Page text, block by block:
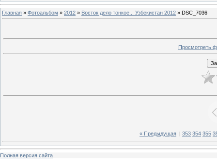
Главная » Фотоальбом » 2012 » Восток дело тонкое... Узбекистан 2012 » DSC_7036
Просмотреть
« Предыдущая 353 354 355
Полная версия сайта